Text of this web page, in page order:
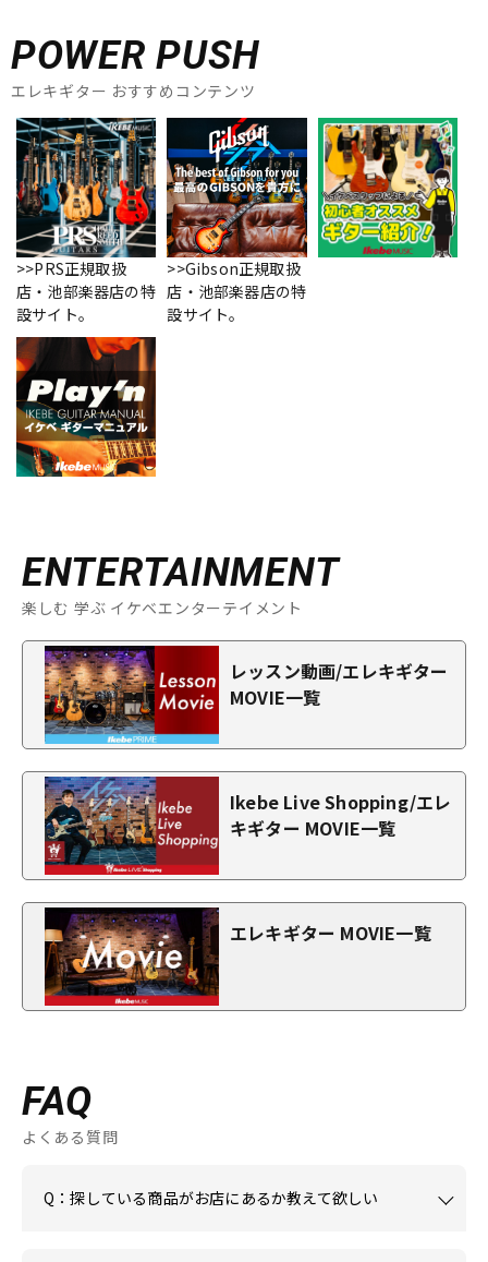
POWER PUSH
エレキギター おすすめコンテンツ
>>PRS正規取扱
店・池部楽器店の特
設サイト。
>>Gibson正規取扱
店・池部楽器店の特
設サイト。
ENTERTAINMENT
楽しむ 学ぶ イケベエンターテイメント
レッスン動画/エレキギター
MOVIE一覧
Ikebe Live Shopping/エレ
キギター MOVIE一覧
エレキギター MOVIE一覧
FAQ
よくある質問
Q：探している商品がお店にあるか教えて欲しい